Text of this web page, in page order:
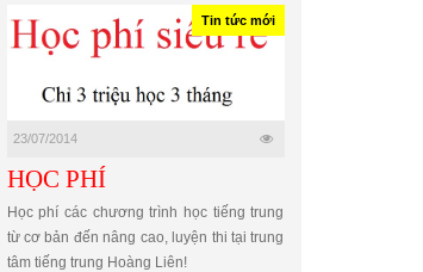
Tin tức mới
23/07/2014
HỌC PHÍ
Học phí các chương trình học tiếng trung
từ cơ bản đến nâng cao, luyện thi tại trung
tâm tiếng trung Hoàng Liên!